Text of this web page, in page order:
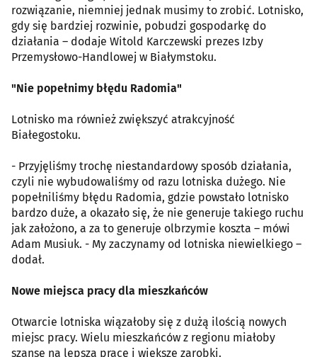
rozwiązanie, niemniej jednak musimy to zrobić. Lotnisko,
gdy się bardziej rozwinie, pobudzi gospodarkę do
działania – dodaje Witold Karczewski prezes Izby
Przemysłowo-Handlowej w Białymstoku.
"Nie popełnimy błędu Radomia"
Lotnisko ma również zwiększyć atrakcyjność
Białegostoku.
- Przyjęliśmy trochę niestandardowy sposób działania,
czyli nie wybudowaliśmy od razu lotniska dużego. Nie
popełniliśmy błędu Radomia, gdzie powstało lotnisko
bardzo duże, a okazało się, że nie generuje takiego ruchu
jak założono, a za to generuje olbrzymie koszta – mówi
Adam Musiuk. - My zaczynamy od lotniska niewielkiego –
dodał.
Nowe miejsca pracy dla mieszkańców
Otwarcie lotniska wiązałoby się z dużą ilością nowych
miejsc pracy. Wielu mieszkańców z regionu miałoby
szansę na lepszą pracę i większe zarobki.